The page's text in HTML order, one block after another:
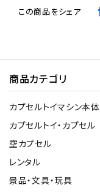
この商品をシェア
商品カテゴリ
カプセルトイマシン本体
カプセルトイ・カプセル
空カプセル
レンタル
景品・文具・玩具